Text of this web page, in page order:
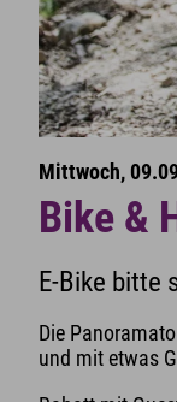
Mittwoch,
Bike &
E-Bike bitte
Die
und mit etwas